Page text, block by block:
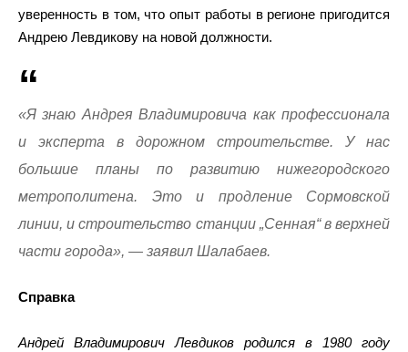
уверенность в том, что опыт работы в регионе пригодится
Андрею Левдикову на новой должности.
«Я знаю Андрея Владимировича как профессионала
и эксперта в дорожном строительстве. У нас
большие планы по развитию нижегородского
метрополитена. Это и продление Сормовской
линии, и строительство станции „Сенная“ в верхней
части города», — заявил Шалабаев.
Справка
Андрей Владимирович Левдиков родился в 1980 году